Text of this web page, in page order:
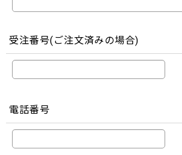
受注番号(ご注文済みの場合)
電話番号